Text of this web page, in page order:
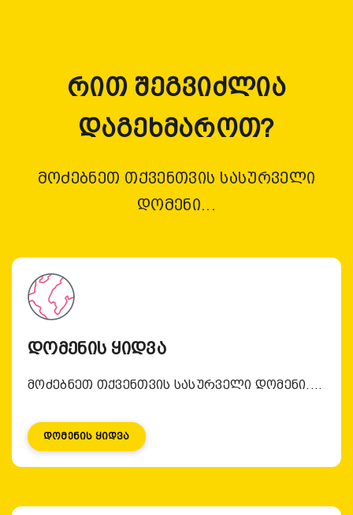
Რით Შეგვიძლია
Დაგეხმაროთ?
მოძებნეთ თქვენთვის სასურველი
დომენი...
დომენის ყიდვა
მოძებნეთ თქვენთვის სასურველი დომენი....
Დომენის Ყიდვა